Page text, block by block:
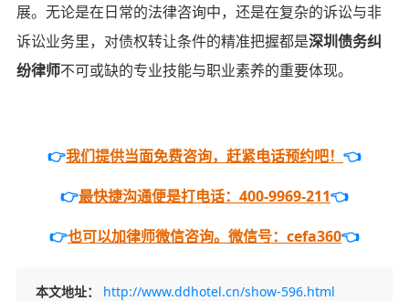
展。无论是在日常的法律咨询中，还是在复杂的诉讼与非
诉讼业务里，对债权转让条件的精准把握都是深圳债务纠
纷律师不可或缺的专业技能与职业素养的重要体现。
👉我们提供当面免费咨询，赶紧电话预约吧！ 👈
👉最快捷沟通便是打电话：400-9969-211👈
👉也可以加律师微信咨询。微信号：cefa360👈
本文地址：
http://www.ddhotel.cn/show-596.html